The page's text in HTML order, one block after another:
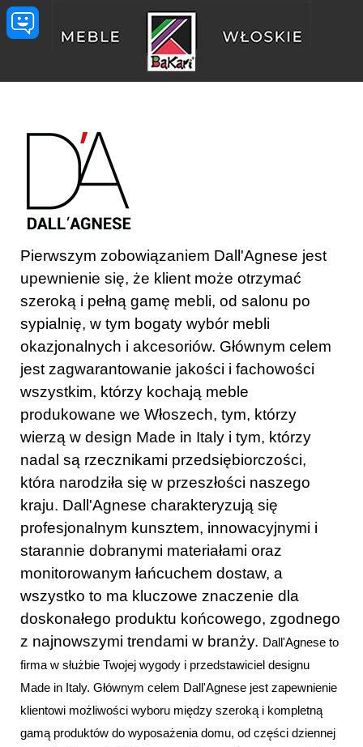
Przejdź do treści
Pierwszym zobowiązaniem Dall'Agnese jest
upewnienie się, że klient może otrzymać
szeroką i pełną gamę mebli, od salonu po
sypialnię, w tym bogaty wybór mebli
okazjonalnych i akcesoriów. Głównym celem
jest zagwarantowanie jakości i fachowości
wszystkim, którzy kochają meble
produkowane we Włoszech, tym, którzy
wierzą w design Made in Italy i tym, którzy
nadal są rzecznikami przedsiębiorczości,
która narodziła się w przeszłości naszego
kraju. Dall'Agnese charakteryzują się
profesjonalnym kunsztem, innowacyjnymi i
starannie dobranymi materiałami oraz
monitorowanym łańcuchem dostaw, a
wszystko to ma kluczowe znaczenie dla
doskonałego produktu końcowego, zgodnego
z najnowszymi trendami w branży. Dall'Agnese to
firma w służbie Twojej wygody i przedstawiciel designu
Made in Italy. Głównym celem Dall'Agnese jest zapewnienie
klientowi możliwości wyboru między szeroką i kompletną
gamą produktów do wyposażenia domu, od części dziennej